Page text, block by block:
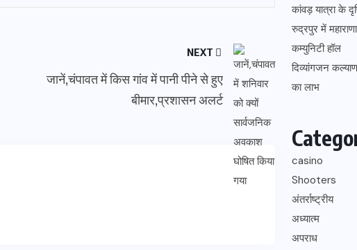
NEXT
जानें,चंपावत में किस गांव में पानी पीने से हुए
बीमार,प्रशासन अलर्ट
कांवड़ यात्रा के
रुद्रपुर में
कम्युनिटी हॉल
दिव्यांगजन
का लाभ
casino
Shooters
अंतर्राष्ट्रीय
अध्यात्म
अपराध